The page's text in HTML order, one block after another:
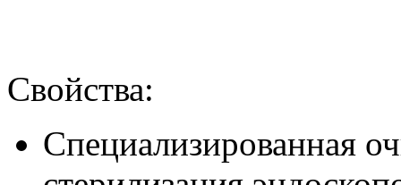
Свойства:
Специализированная